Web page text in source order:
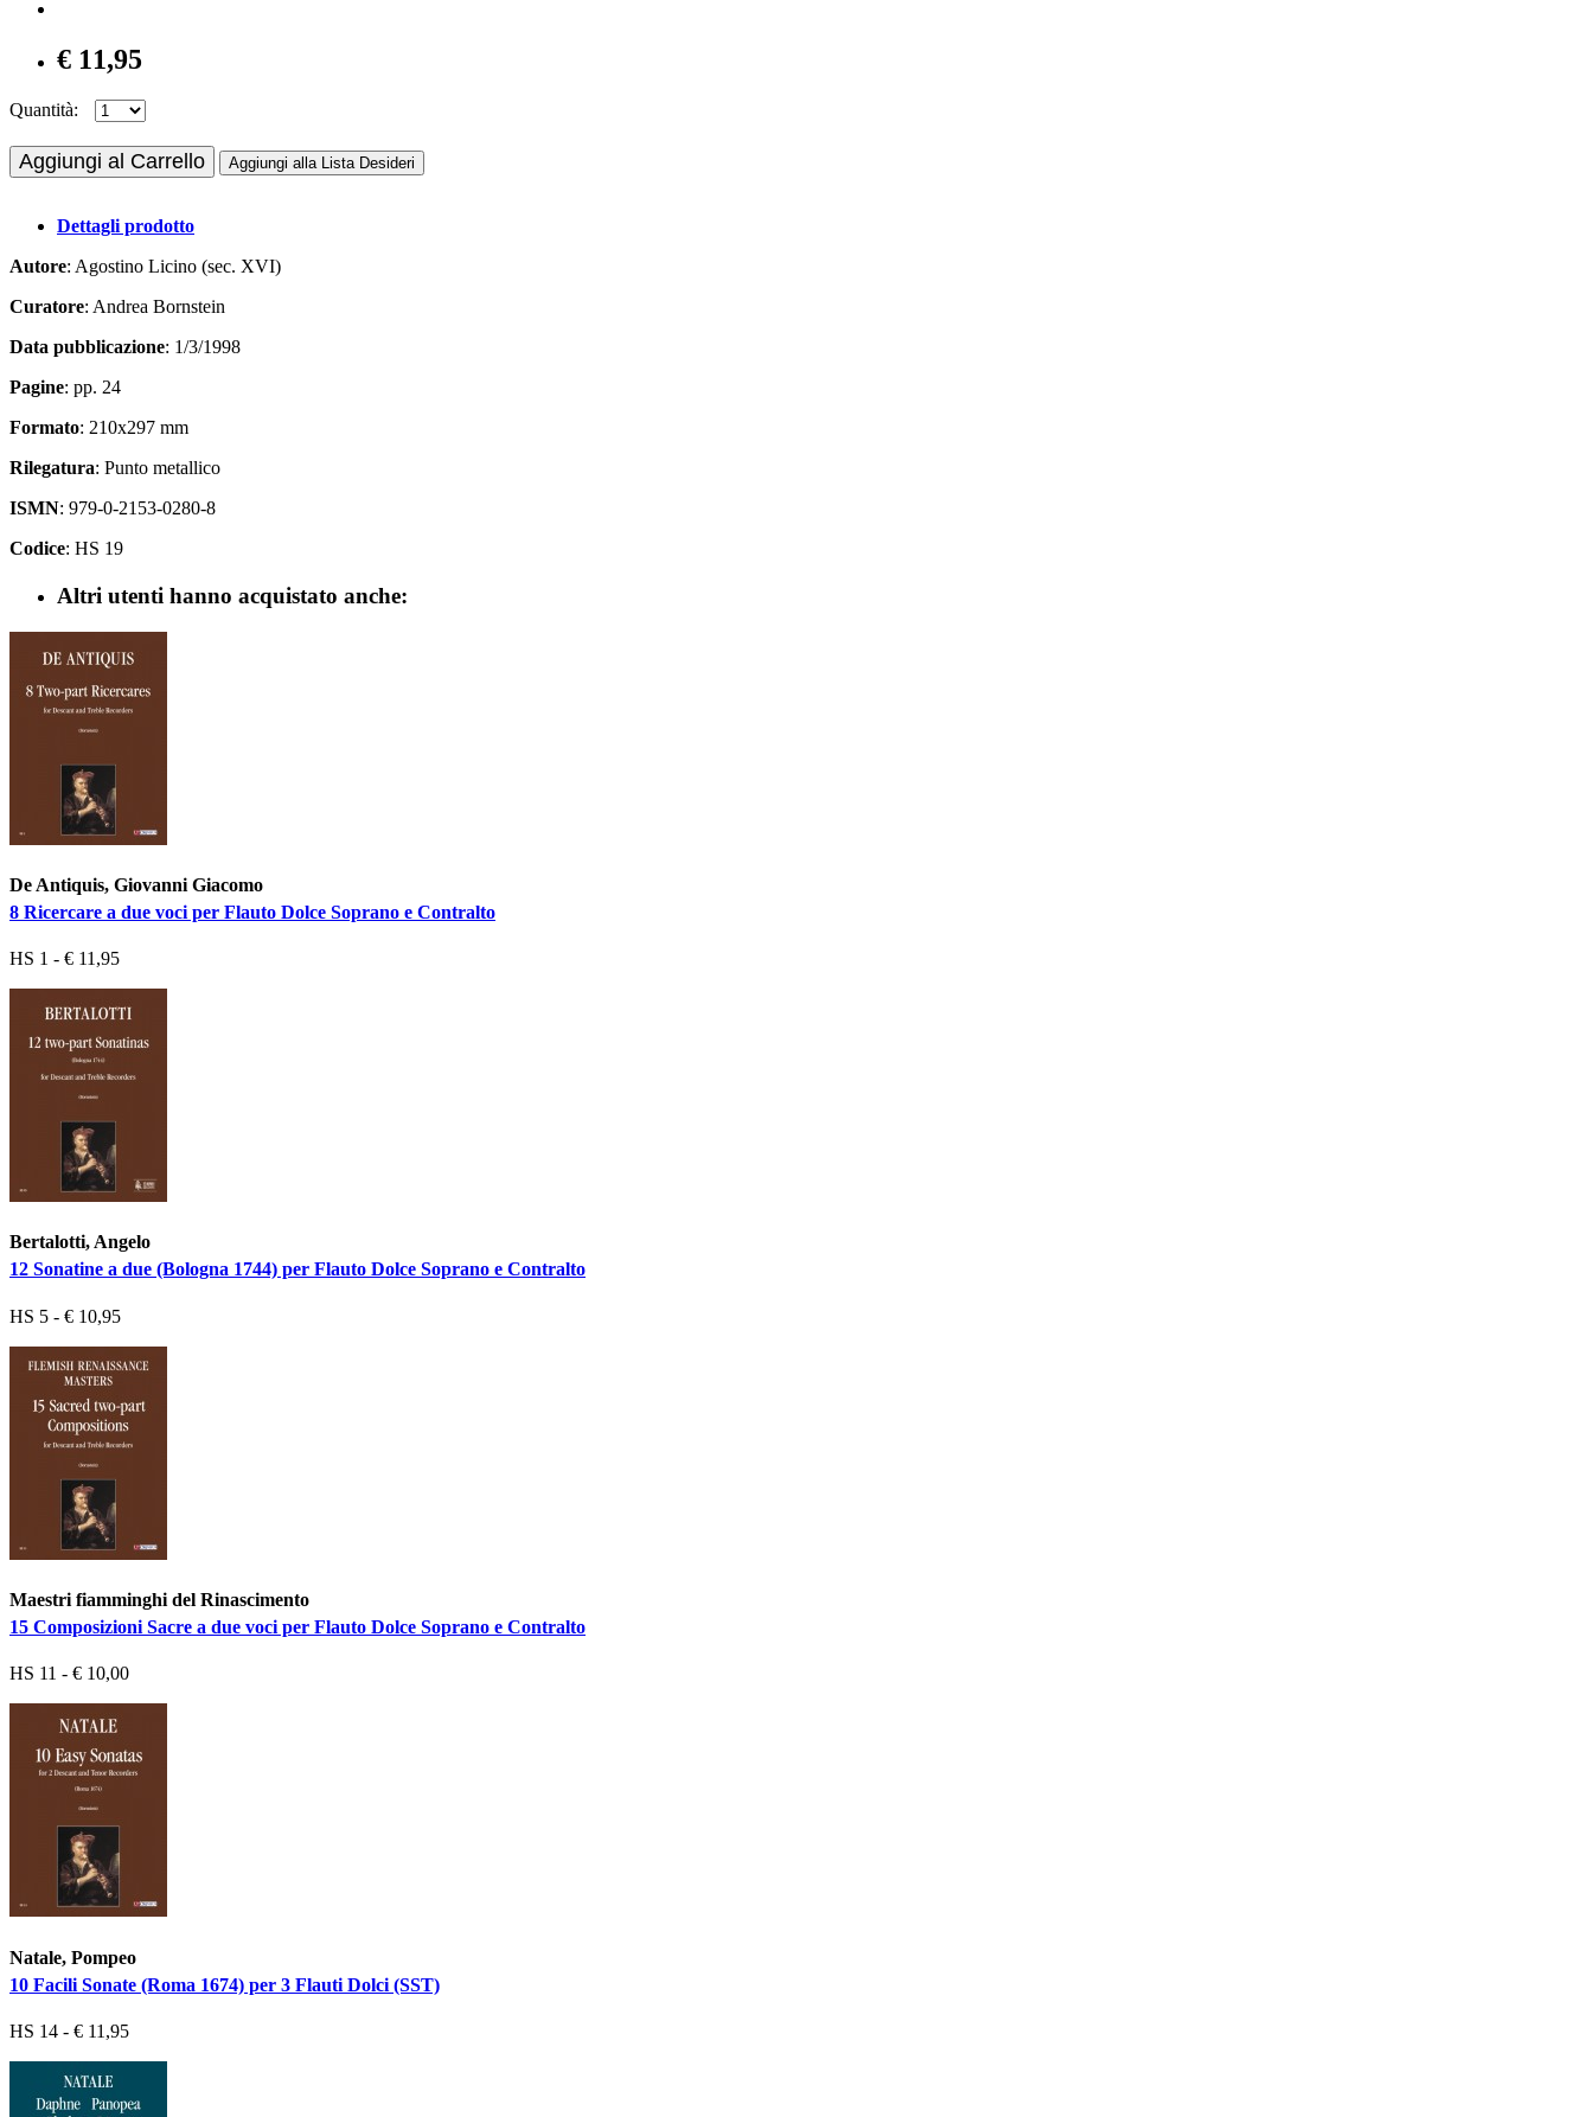
€ 11,95
Quantità:
Aggiungi al Carrello Aggiungi alla Lista Desideri
Dettagli prodotto
Autore: Agostino Licino (sec. XVI)
Curatore: Andrea Bornstein
Data pubblicazione: 1/3/1998
Pagine: pp. 24
Formato: 210x297 mm
Rilegatura: Punto metallico
ISMN: 979-0-2153-0280-8
Codice: HS 19
Altri utenti hanno acquistato anche:
De Antiquis, Giovanni Giacomo
8 Ricercare a due voci per Flauto Dolce Soprano e Contralto
HS 1 - € 11,95
Bertalotti, Angelo
12 Sonatine a due (Bologna 1744) per Flauto Dolce Soprano e Contralto
HS 5 - € 10,95
Maestri fiamminghi del Rinascimento
15 Composizioni Sacre a due voci per Flauto Dolce Soprano e Contralto
HS 11 - € 10,00
Natale, Pompeo
10 Facili Sonate (Roma 1674) per 3 Flauti Dolci (SST)
HS 14 - € 11,95